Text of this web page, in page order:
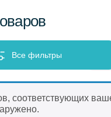
Все фильтры
соответствующих